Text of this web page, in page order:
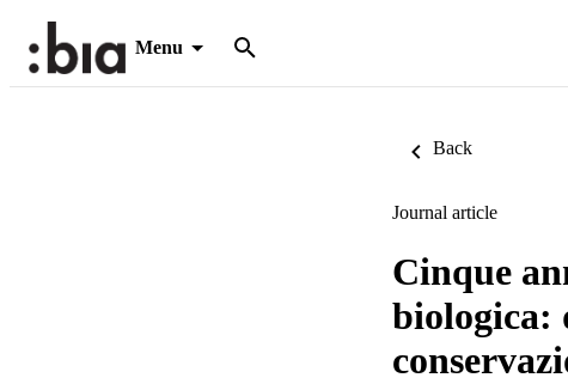
Menu
Back
Journal article
Cinque
biologica: